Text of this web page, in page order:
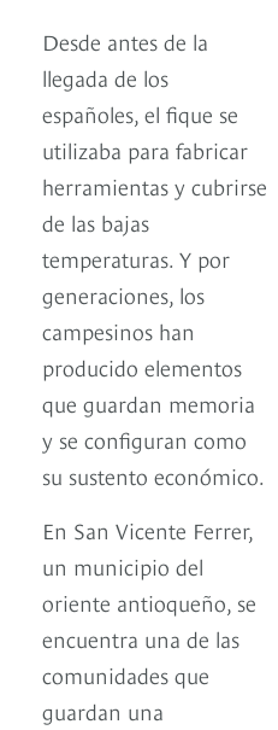
Desde antes de la
llegada de los
españoles, el fique se
utilizaba para fabricar
herramientas y cubrirse
de las bajas
temperaturas. Y por
generaciones, los
campesinos han
producido elementos
que guardan memoria
y se configuran como
su sustento económico.
En San Vicente Ferrer,
un municipio del
oriente antioqueño, se
encuentra una de las
comunidades que
guardan una